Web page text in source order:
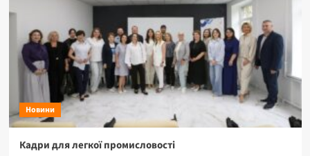
Новини
Кадри для легкої промисловості